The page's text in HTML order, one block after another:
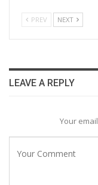
PREV NEXT
LEAVE A REPLY
Your